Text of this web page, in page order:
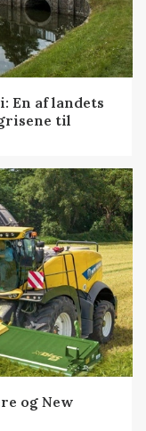
En af landets
til
og New